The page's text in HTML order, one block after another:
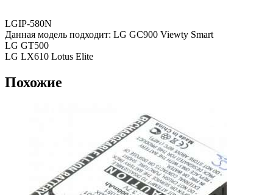
LGIP-580N
Данная модель подходит: LG GC900 Viewty Smart
LG GT500
LG LX610 Lotus Elite
Похожие